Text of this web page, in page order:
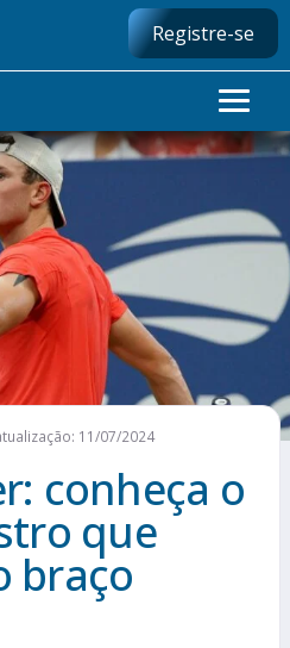
Registre-se
11/07/2024
conheça o
que
braço